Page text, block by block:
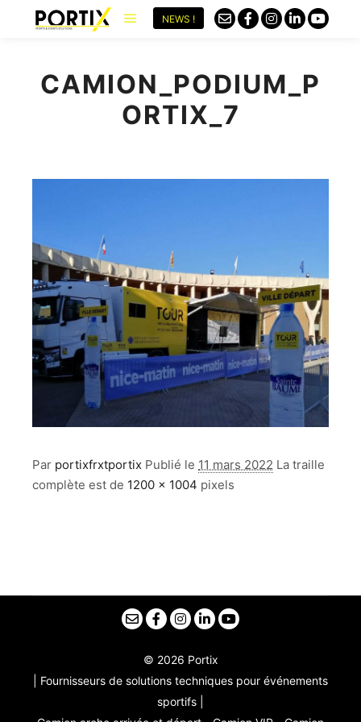
NEWS !
CAMION_PODIUM_P
ORTIX_7
Par portixfrxtportix Publié le 11 mars 2022 La traille
complète est de 1200 × 1004 pixels
© 2026 Portix
| Fournisseurs de solutions techniques pour événements
sportifs |